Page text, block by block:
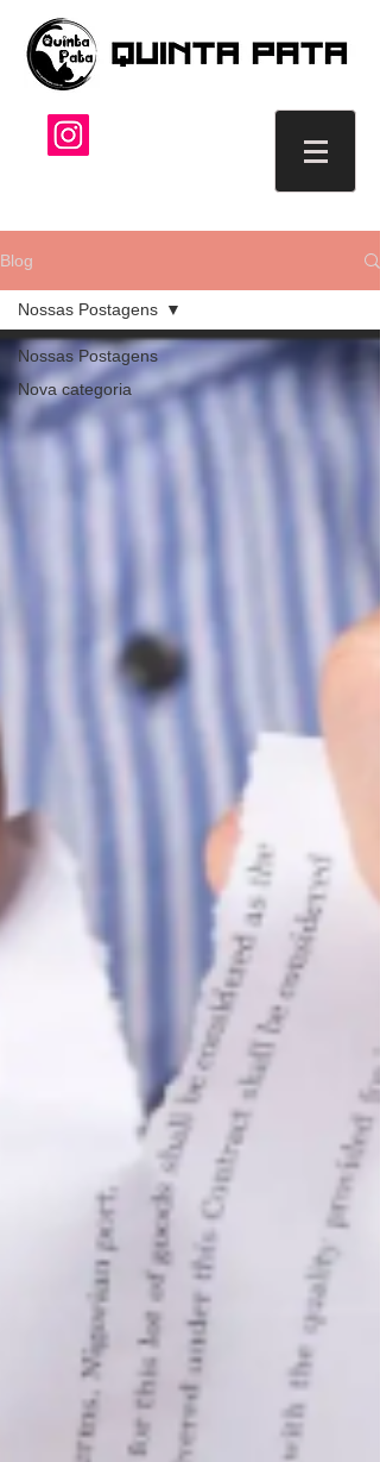
Blog
Nossas Postagens
Nova categoria
Nossas Postagens